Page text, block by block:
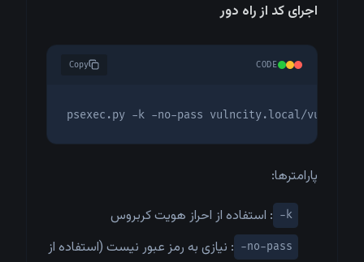
اجرای کد از راه دور
CODE
Copy
psexec.py -k -no-pass vulncity.local/
پارامترها:
-k : استفاده از احراز هویت کربروس
-no-pass
: نیازی به رمز عبور نیست (استفاده از